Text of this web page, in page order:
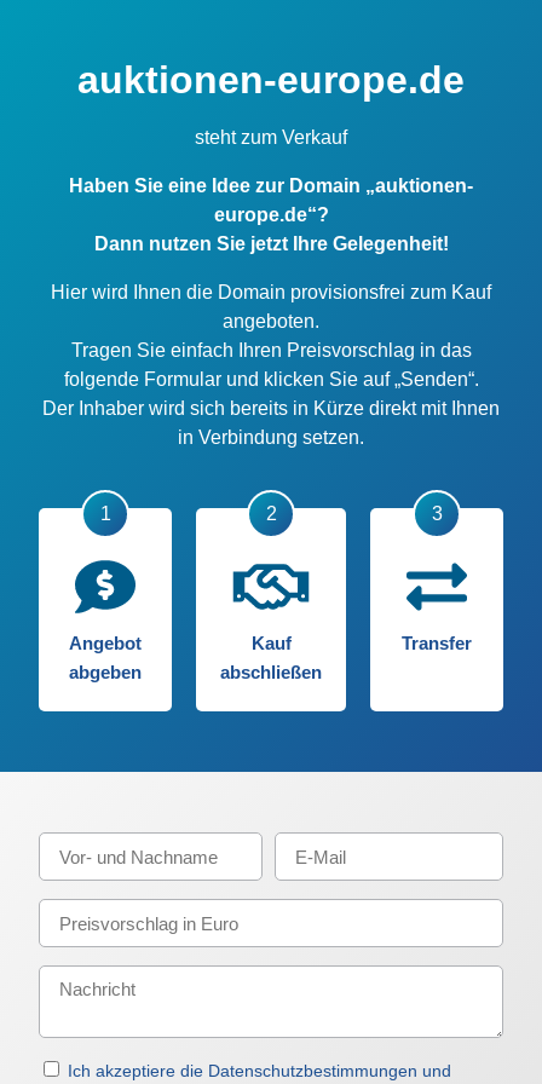
auktionen-europe.de
steht zum Verkauf
Haben Sie eine Idee zur Domain „auktionen-
europe.de“?
Dann nutzen Sie jetzt Ihre Gelegenheit!
Hier wird Ihnen die Domain provisionsfrei zum Kauf
angeboten.
Tragen Sie einfach Ihren Preisvorschlag in das
folgende Formular und klicken Sie auf „Senden“.
Der Inhaber wird sich bereits in Kürze direkt mit Ihnen
in Verbindung setzen.
Angebot
abgeben
Kauf
abschließen
Transfer
Ich akzeptiere die Datenschutzbestimmungen und